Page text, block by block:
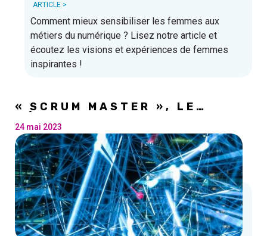
ARTICLE >
Comment mieux sensibiliser les femmes aux
métiers du numérique ? Lisez notre article et
écoutez les visions et expériences de femmes
inspirantes !
« SCRUM MASTER », LE
24 mai 2023